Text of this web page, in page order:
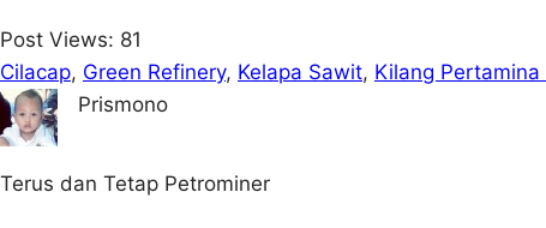
Post Views: 81
Cilacap, Green Refinery, Kelapa Sawit, Kilang
Prismono
Terus dan Tetap Petrominer